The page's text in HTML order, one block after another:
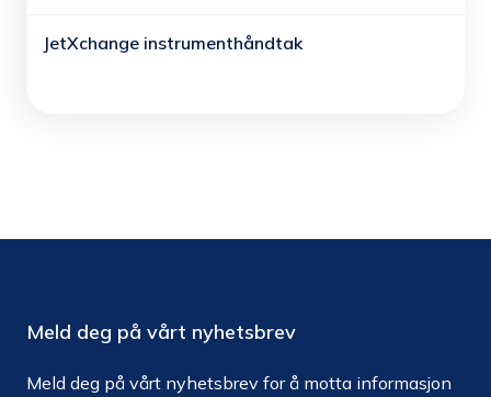
JetXchange instrumenthåndtak
Meld deg på vårt nyhetsbrev
Meld deg på vårt nyhetsbrev for å motta informasjon